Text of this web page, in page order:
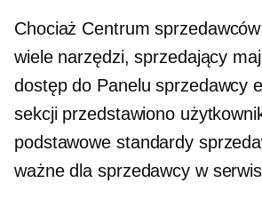
Chociaż Centrum
wiele narzędzi, sprzedający
dostęp do Panelu sprzedawcy
sekcji przedstawiono
podstawowe standardy
ważne dla sprzedawcy w